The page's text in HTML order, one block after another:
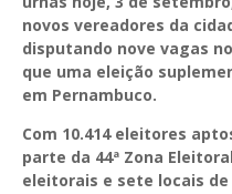
novos vereadores da
disputando nove vagas
que uma eleição
em Pernambuco.
Com 10.414 eleitores
parte da 44ª Zona
eleitorais e sete locais